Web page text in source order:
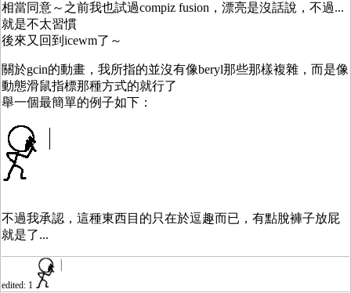
相當同意～之前我也試過compiz fusion，漂亮是沒話說，不過...
就是不太習慣
後來又回到icewm了～
關於gcin的動畫，我所指的並沒有像beryl那些那樣複雜，而是像
動態滑鼠指標那種方式的就行了
舉一個最簡單的例子如下：
不過我承認，這種東西目的只在於逗趣而已，有點脫褲子放屁
就是了...
edited: 1